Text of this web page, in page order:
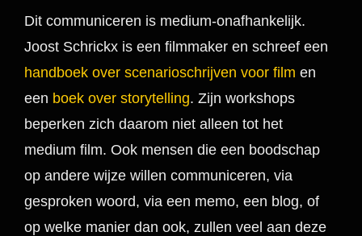
Dit communiceren is medium-onafhankelijk.
Joost Schrickx is een filmmaker en schreef een
handboek over scenarioschrijven voor film en
een boek over storytelling. Zijn workshops
beperken zich daarom niet alleen tot het
medium film. Ook mensen die een boodschap
op andere wijze willen communiceren, via
gesproken woord, via een memo, een blog, of
op welke manier dan ook, zullen veel aan deze